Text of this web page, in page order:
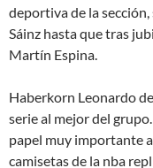
deportiva de la
Sáinz hasta que tras
Martín Espina.
Haberkorn Leonardo
serie al mejor del
papel muy importante
camisetas de la nba